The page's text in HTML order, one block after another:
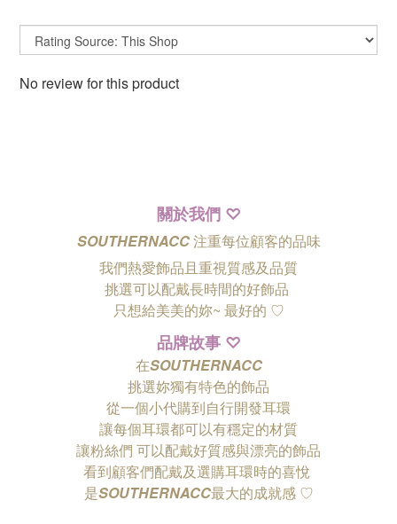
No review for this product
關於我們 ♡
SOUTHERNACC注重每位顧客的品味
我們熱愛飾品且重視質感及品質
挑選可以配戴長時間的好飾品
只想給美美的妳~ 最好的 ♡
品牌故事 ♡
在SOUTHERNACC
挑選妳獨有特色的飾品
從一個小代購到自行開發耳環
讓每個耳環都可以有穩定的材質
讓粉絲們 可以配戴好質感與漂亮的飾品
看到顧客們配戴及選購耳環時的喜悅
是SOUTHERNACC最大的成就感 ♡